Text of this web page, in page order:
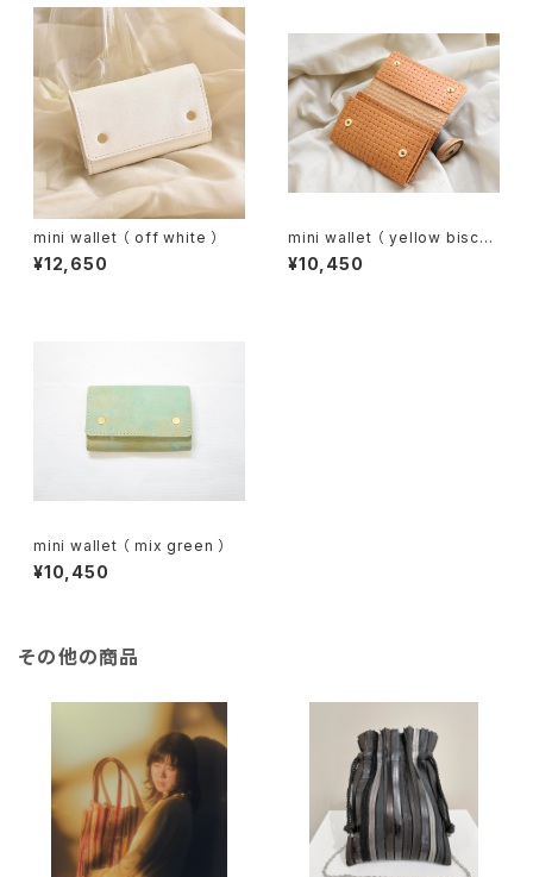
mini wallet （ off white ）
¥12,650
mini wallet （ yellow biscuit
）
¥10,450
mini wallet （ mix green ）
¥10,450
その他の商品